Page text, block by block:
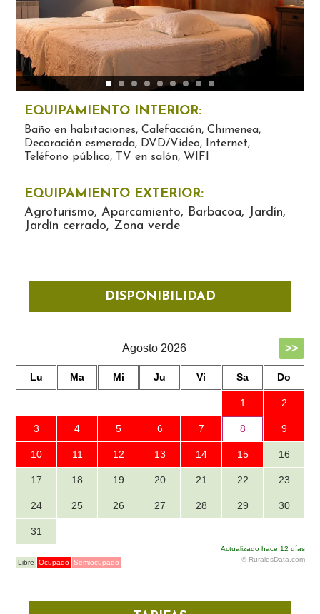
EQUIPAMIENTO INTERIOR:
Baño en habitaciones, Calefacción, Chimenea,
Decoración esmerada, DVD/Video, Internet,
Teléfono público, TV en salón, WIFI
EQUIPAMIENTO EXTERIOR:
Agroturismo, Aparcamiento, Barbacoa, Jardín,
Jardín cerrado, Zona verde
DISPONIBILIDAD